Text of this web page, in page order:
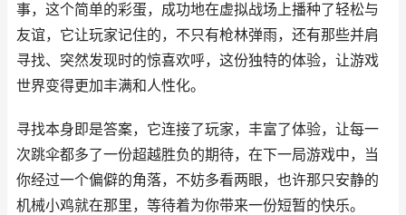
事，这个简单的彩蛋，成功地在虚拟战场上播种了轻松与
友谊，它让玩家记住的，不只有枪林弹雨，还有那些并肩
寻找、突然发现时的惊喜欢呼，这份独特的体验，让游戏
世界变得更加丰满和人性化。
寻找本身即是答案，它连接了玩家，丰富了体验，让每一
次跳伞都多了一份超越胜负的期待，在下一局游戏中，当
你经过一个偏僻的角落，不妨多看两眼，也许那只安静的
机械小鸡就在那里，等待着为你带来一份短暂的快乐。